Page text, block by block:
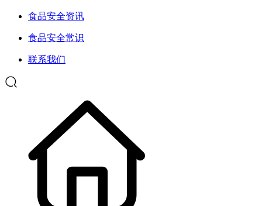
食品安全资讯
食品安全常识
联系我们